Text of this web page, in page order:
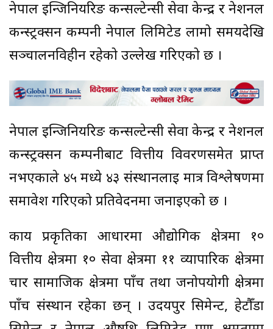
नेपाल इन्जिनियरिङ कन्सल्टेन्सी सेवा केन्द्र र नेशनल
कन्स्ट्रक्सन कम्पनी नेपाल लिमिटेड लामो समयदेखि
सञ्चालनविहीन रहेको उल्लेख गरिएको छ ।
नेपाल इन्जिनियरिङ कन्सल्टेन्सी सेवा केन्द्र र नेशनल
कन्स्ट्रक्सन कम्पनीबाट वित्तीय विवरणसमेत प्राप्त
नभएकाले ४५ मध्ये ४३ संस्थानलाई मात्र विश्लेषणमा
समावेश गरिएको प्रतिवेदनमा जनाइएको छ ।
कार्य प्रकृतिका आधारमा औद्योगिक क्षेत्रमा १०
वित्तीय क्षेत्रमा १० सेवा क्षेत्रमा ११ व्यापारिक क्षेत्रमा
चार सामाजिक क्षेत्रमा पाँच तथा जनोपयोगी क्षेत्रमा
पाँच संस्थान रहेका छन् । उदयपुर सिमेन्ट, हेटौँडा